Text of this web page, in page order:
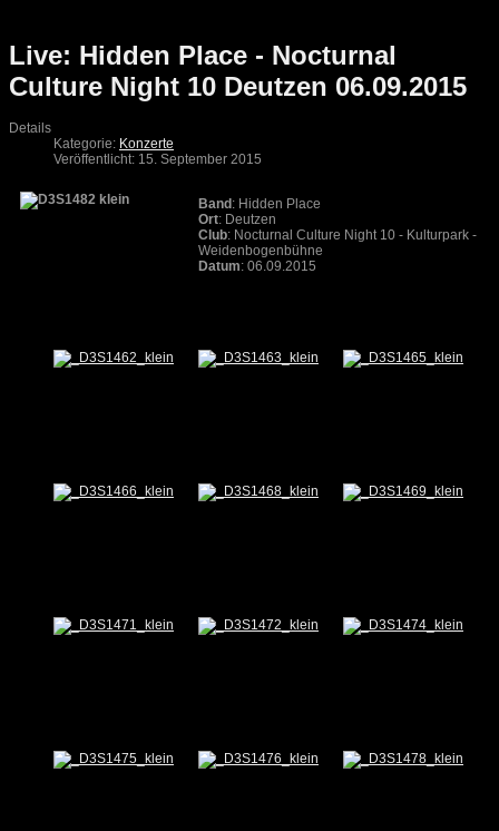
Live: Hidden Place - Nocturnal
Culture Night 10 Deutzen 06.09.2015
Details
Kategorie: Konzerte
Veröffentlicht: 15. September 2015
Band : Hidden Place
Ort: Deutzen
Club: Nocturnal Culture Night 10 - Kulturpark -
Weidenbogenbühne
Datum: 06.09.2015